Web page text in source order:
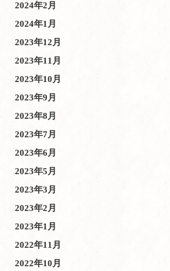
2024年2月
2024年1月
2023年12月
2023年11月
2023年10月
2023年9月
2023年8月
2023年7月
2023年6月
2023年5月
2023年3月
2023年2月
2023年1月
2022年11月
2022年10月